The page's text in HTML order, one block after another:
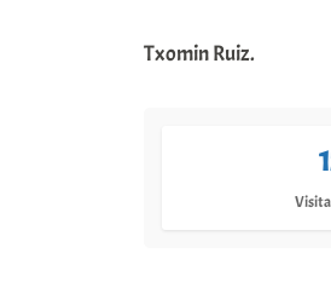
Txomin Ruiz.